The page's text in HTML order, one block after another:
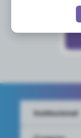
Institucional